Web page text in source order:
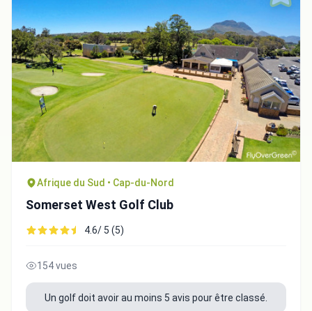
Afrique du Sud • Cap-du-Nord
Somerset West Golf Club
4.6/ 5 (5)
154 vues
Un golf doit avoir au moins 5 avis pour être classé.